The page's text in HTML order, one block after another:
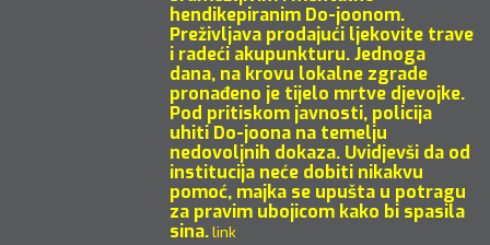
hendikepiranim Do-joonom.
Preživljava prodajući ljekovite trave
i radeći akupunkturu. Jednoga
dana, na krovu lokalne zgrade
pronađeno je tijelo mrtve djevojke.
Pod pritiskom javnosti, policija
uhiti Do-joona na temelju
nedovoljnih dokaza. Uvidjevši da od
institucija neće dobiti nikakvu
pomoć, majka se upušta u potragu
za pravim ubojicom kako bi spasila
sina.link